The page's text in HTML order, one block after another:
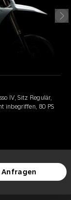
IV, Sitz Regulär,
inbegriffen, 80 PS
Anfragen